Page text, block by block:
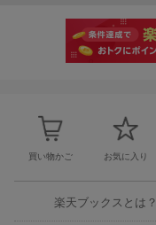
買い物かご お気に入り
楽天ブックスとは？